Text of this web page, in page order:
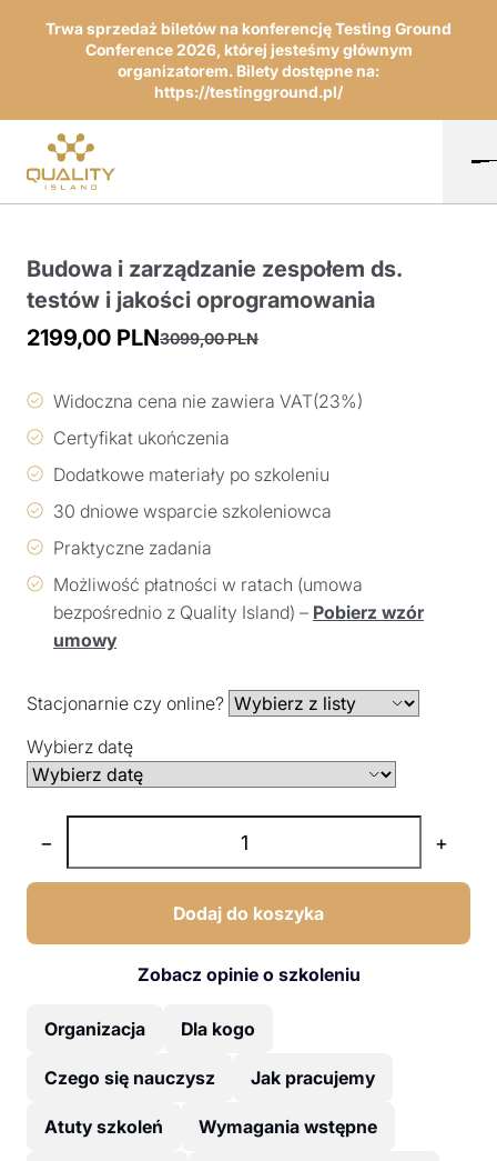
Trwa sprzedaż biletów na konferencję Testing Ground
Conference 2026, której jesteśmy głównym
organizatorem. Bilety dostępne na:
https://testingground.pl/
Budowa i zarządzanie zespołem ds.
testów i jakości oprogramowania
3099,00PLN
cena
3099,00 PLN.
2199,00 PLN
cena
2199,00 PLN.
Widoczna cena nie zawiera VAT(23%)
Certyfikat ukończenia
Dodatkowe materiały po szkoleniu
30 dniowe wsparcie szkoleniowca
Praktyczne zadania
Możliwość płatności w ratach (umowa
bezpośrednio z Quality Island) – Pobierz wzór
umowy
Stacjonarnie czy online?
Wybierz datę
− +
Dodaj do koszyka
Zobacz opinie o szkoleniu
Organizacja Dla kogo
Czego się nauczysz Jak pracujemy
Atuty szkoleń Wymagania wstępne